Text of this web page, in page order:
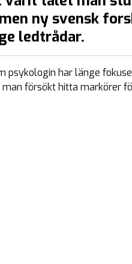
ny svensk
ledtrådar.
psykologin har länge
försökt hitta markörer